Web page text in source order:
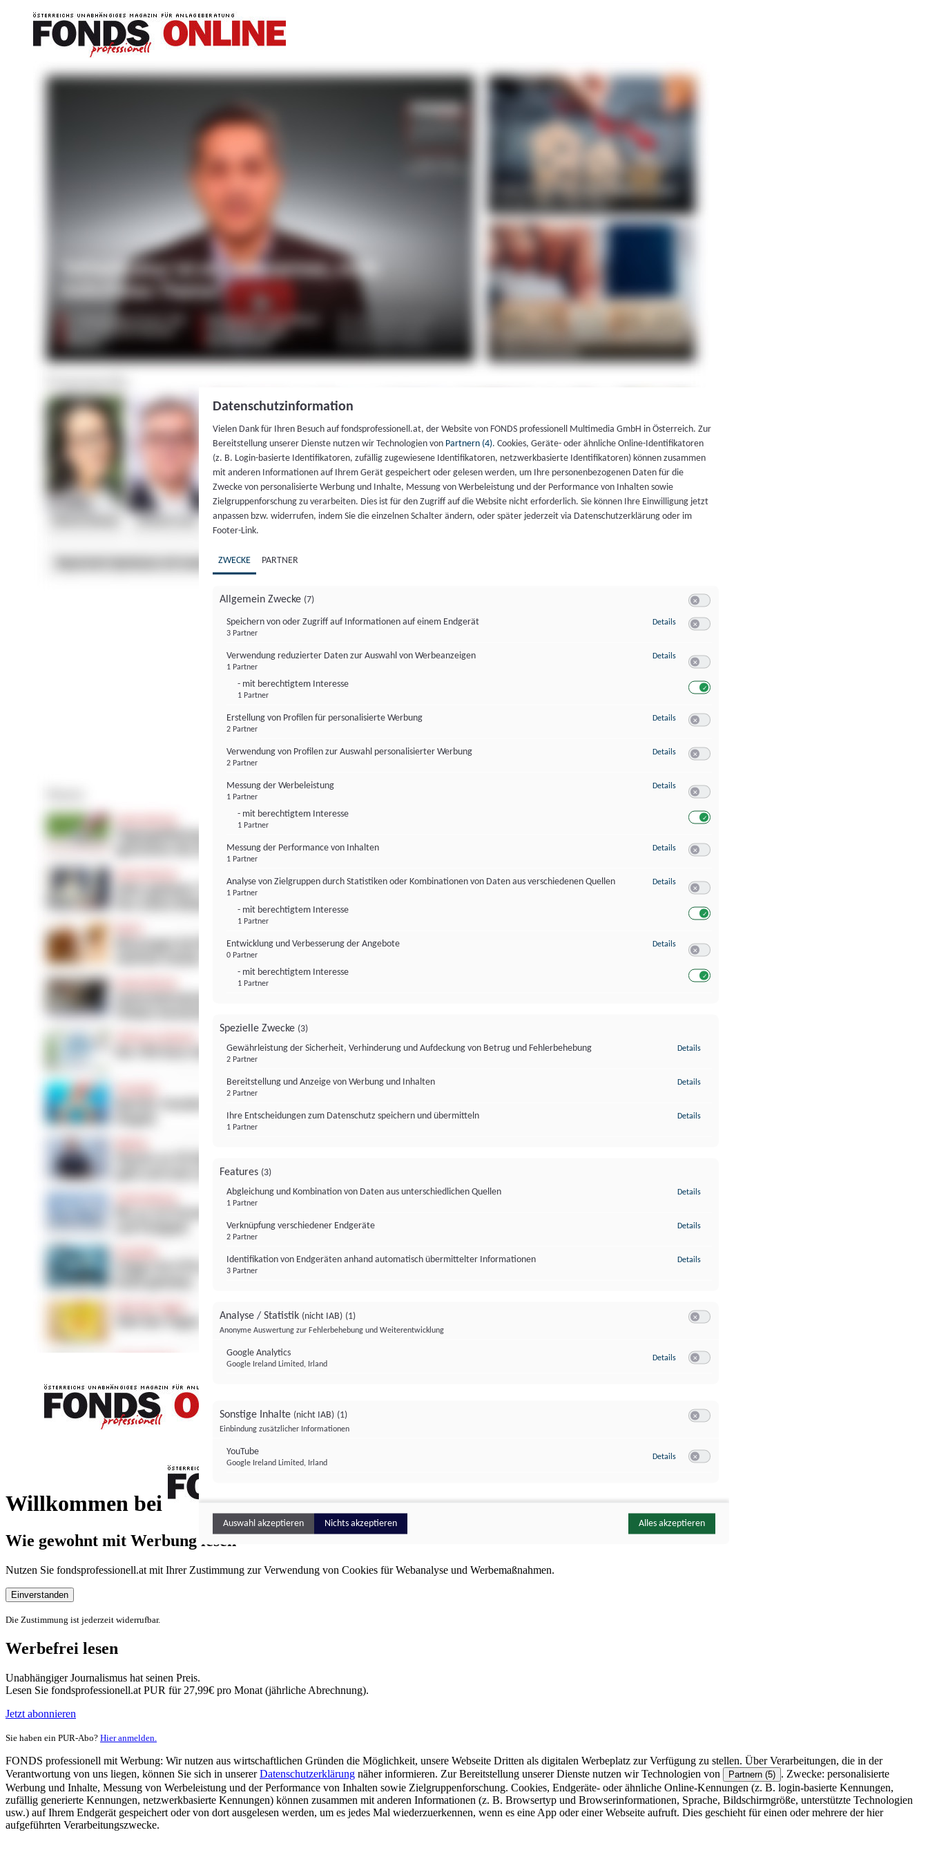
Willkommen bei
FONDS professionell
Wie gewohnt mit Werbung lesen
Nutzen Sie fondsprofessionell.at mit Ihrer Zustimmung zur Verwendung von Cookies für Webanalyse und Werbemaßnahmen.
Einverstanden
Die Zustimmung ist jederzeit widerrufbar.
Werbefrei lesen
Unabhängiger Journalismus hat seinen Preis.
Lesen Sie fondsprofessionell.at PUR für 27,99€ pro Monat (jährliche Abrechnung).
Jetzt abonnieren
Sie haben ein PUR-Abo? Hier anmelden.
FONDS professionell mit Werbung: Wir nutzen aus wirtschaftlichen Gründen die Möglichkeit, unsere Webseite Dritten als digitalen Werbeplatz zur Verfügung zu stellen. Über Verarbeitungen, die in der
Verantwortung von uns liegen, können Sie sich in unsererDatenschutzerklärung näher informieren. Zur Bereitstellung unserer Dienste nutzen wir Technologien von Partnern (5) . Zwecke: personalisierte
Werbung und Inhalte, Messung von Werbeleistung und der Performance von Inhalten sowie Zielgruppenforschung. Cookies, Endgeräte- oder ähnliche Online-Kennungen (z. B. login-basierte Kennungen,
zufällig generierte Kennungen, netzwerkbasierte Kennungen) können zusammen mit anderen Informationen (z. B. Browsertyp und Browserinformationen, Sprache, Bildschirmgröße, unterstützte Technologien
usw.) auf Ihrem Endgerät gespeichert oder von dort ausgelesen werden, um es jedes Mal wiederzuerkennen, wenn es eine App oder einer Webseite aufruft. Dies geschieht für einen oder mehrere der hier
aufgeführten Verarbeitungszwecke.
Datenschutzinformation
Vielen Dank für Ihren Besuch auf fondsprofessionell.at, der Website von FONDS professionell Multimedia GmbH in Österreich. Zur
Bereitstellung unserer Dienste nutzen wir Technologien von Partnern (4). Cookies, Geräte- oder ähnliche Online-Identifikatoren
(z. B. Login-basierte Identifikatoren, zufällig zugewiesene Identifikatoren, netzwerkbasierte Identifikatoren) können zusammen
mit anderen Informationen auf Ihrem Gerät gespeichert oder gelesen werden, um Ihre personenbezogenen Daten für die
Zwecke von personalisierte Werbung und Inhalte, Messung von Werbeleistung und der Performance von Inhalten sowie
Zielgruppenforschung zu verarbeiten. Dies ist für den Zugriff auf die Website nicht erforderlich. Sie können Ihre Einwilligung jetzt
anpassen bzw. widerrufen, indem Sie die einzelnen Schalter ändern, oder später jederzeit via Datenschutzerklärung oder im
Footer-Link.
ZWECKE PARTNER
Allgemein Zwecke (7)
Speichern von oder Zugriff auf Informationen auf einem Endgerät
3 Partner
Details zu Speichern von oder Zugriff auf Informationen auf einem Endgerät
Verwendung reduzierter Daten zur Auswahl von Werbeanzeigen
1 Partner
- mit berechtigtem Interesse
1 Partner
Details zu Verwendung reduzierter Daten zur Auswahl von Werbeanzeigen
Erstellung von Profilen für personalisierte Werbung
2 Partner
Details zu Erstellung von Profilen für personalisierte Werbung
Verwendung von Profilen zur Auswahl personalisierter Werbung
2 Partner
Details zu Verwendung von Profilen zur Auswahl personalisierter Werbung
Messung der Werbeleistung
1 Partner
- mit berechtigtem Interesse
1 Partner
Details zu Messung der Werbeleistung
Messung der Performance von Inhalten
1 Partner
Details zu Messung der Performance von Inhalten
Analyse von Zielgruppen durch Statistiken oder Kombinationen von Daten aus verschiedenen Quellen
1 Partner
- mit berechtigtem Interesse
1 Partner
Details zu Analyse von Zielgruppen durch Statistiken oder Kombinationen von
Entwicklung und Verbesserung der Angebote
0 Partner
- mit berechtigtem Interesse
1 Partner
Details zu Entwicklung und Verbesserung der Angebote
Spezielle Zwecke (3)
Gewährleistung der Sicherheit, Verhinderung und Aufdeckung von Betrug und Fehlerbehebung
2 Partner
Details
Bereitstellung und Anzeige von Werbung und Inhalten
2 Partner
Details
Ihre Entscheidungen zum Datenschutz speichern und übermitteln
1 Partner
Details
Features (3)
Abgleichung und Kombination von Daten aus unterschiedlichen Quellen
1 Partner
Details
Verknüpfung verschiedener Endgeräte
2 Partner
Details
Identifikation von Endgeräten anhand automatisch übermittelter Informationen
3 Partner
Details
Analyse / Statistik (nicht IAB) (1)
Anonyme Auswertung zur Fehlerbehebung und Weiterentwicklung
Google Analytics
Google Ireland Limited, Irland
Details zu Google Analytics
Sonstige Inhalte (nicht IAB) (1)
Einbindung zusätzlicher Informationen
YouTube
Google Ireland Limited, Irland
Details zu YouTube
Auswahl akzeptieren Nichts akzeptieren Alles akzeptieren